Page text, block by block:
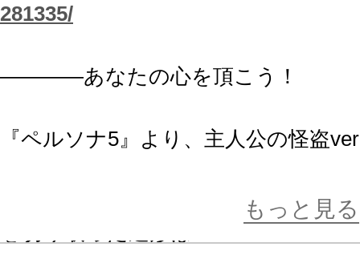
281335/
――――あなたの心を頂こう！
『ペルソナ5』より、主人公の怪盗
ハンドガンを片手に、黒いコートを
もっと見る